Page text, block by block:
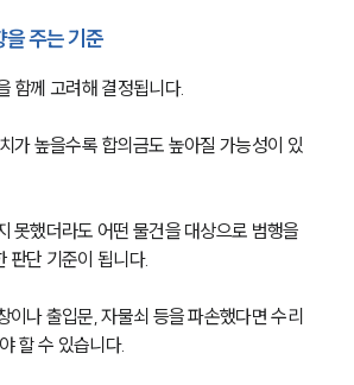
주는 기준
함께 고려해 결정됩니다.
가 높을수록 합의금도 높아질 가능성이 있
못했더라도 어떤 물건을 대상으로 범행을
판단 기준이 됩니다.
이나 출입문, 자물쇠 등을 파손했다면 수리
할 수 있습니다.